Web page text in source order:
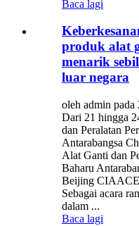
Baca lagi
produk alat
menarik
luar negara
oleh admin pada
Dari 21 hingga
dan Peralatan
Antarabangsa
Alat Ganti dan
Baharu
Beijing
Sebagai acara
dalam ...
Baca lagi